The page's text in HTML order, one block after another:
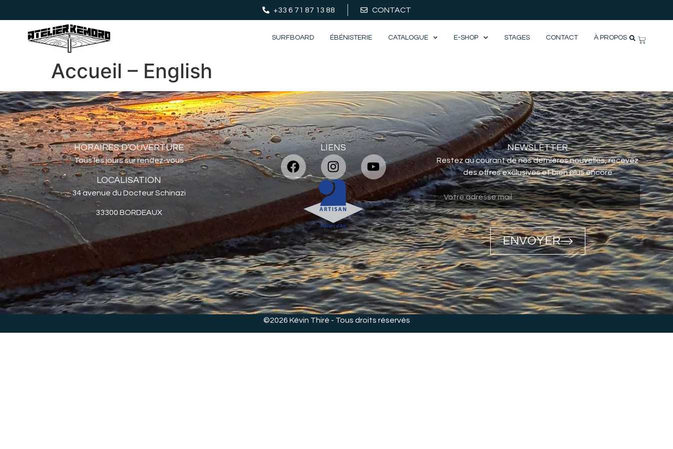
+33 6 71 87 13 88 CONTACT
SURFBOARD ÉBÉNISTERIE CATALOGUE E-SHOP STAGES CONTACT À PROPOS
Accueil – English
HORAIRES D'OUVERTURE
Tous les jours sur rendez-vous
LOCALISATION
34 avenue du Docteur Schinazi
33300 BORDEAUX
LIENS NEWSLETTER
Restez au courant de nos dernières nouvelles, recevez
des offres exclusives et bien plus encore
ENVOYER
©2026 Kévin Thiré - Tous droits réservés